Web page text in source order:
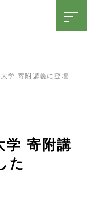
t
g
学 寄附講義に登壇
学 寄附講
た